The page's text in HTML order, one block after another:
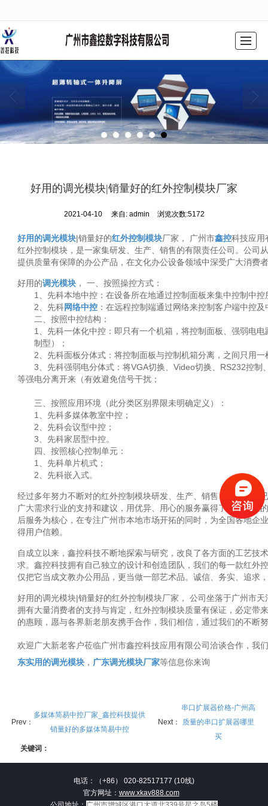
网站首页公司简介 解决方案新闻动态
好用的调光模块|销量好的红外控制模块厂家
2021-04-10 来自: admin 浏览次数:5172
好用的调光模块|销量好的红外控制模块厂家， 广州市鑫控科技应用
红外控制模块，是一家集研发、生产、销售的有限责任公司。公司
提供质量有保障的办公产品，在文化办公设备领域中深受广大消费
好用的调光模块 ， 一、按照操控方式：
1、先科本地中控：在设备所在地通过控制面板来集中控制中控
2、先科网络中控 ：在远程控制端通过网络来控制客户端中控
二、按照中控结构：
1、先科一体化中控：即只有一个机箱，将控制面板、强弱电电
制型）；
2、先科面板分体式：将控制面板与控制机箱分离，之间只用一
3、先科强弱电分体式：将VGA切换、Video切换、RS232控制
等强电分离开来（有效避免信号干扰；
三、按照应用环境（此分类区别界限未明确定义）：
1、先科多媒体教室中控；
2、先科会议型中控；
3、先科家居型中控。
四、按照核心控制单元：
1、先科单片机式；
2、先科嵌入式。
经过多年努力不断对的红外控制模块研发、生产、销售，鑫控科技
广大需求行业的支持和建议，用优异、用心的服务赢得了众多企
后服务为核心，在专注广州市本地市场开拓的同时，为全国各地
得用户信赖。
自成立以来，鑫控科技不断地探索与研究，改良了各方面的工艺
求。鑫控科技拥有自己独立的设计和创造团队，我们的每一款红外
仅把它当成文教办公用品，更当做一部艺术品。诚信、务实、追求
好用的调光模块|销量好的红外控制模块厂家， 公司坐落于广州市
拥有大量消费者的支持与肯定，红外控制模块质量有保证，必定带
的惠顾，愿与各界新老朋友携手合作，我们相信，通过我们的不断
欢迎广大新老客户莅临广州市鑫控科技应用有限公司洽谈合作，我
东实用的调光模块 ， 广东调光模块厂家等信息你来询
Prev：
多媒体简易中控厂家_鑫控科技提供
销量好的多媒体简易中控
Next：
串口扩展器价格-广州高
质量的串口扩展器哪里
买
关键词：
电话：（+86） 020-82517177 (10线)
官方网址： www.xkav888.com